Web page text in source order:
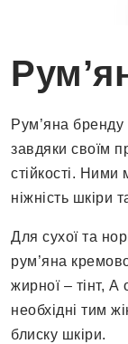
Рум’яна
завдяки своїм
стійкості. Ними
ніжність шкіри
Для сухої та
рум’яна
жирної – тінт, А
необхідні тим
блиску шкіри.